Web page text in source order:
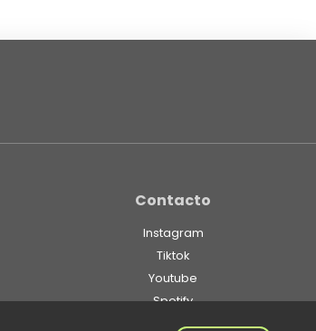
Contacto
Instagram
Tiktok
Youtube
Spotify
Linkedin